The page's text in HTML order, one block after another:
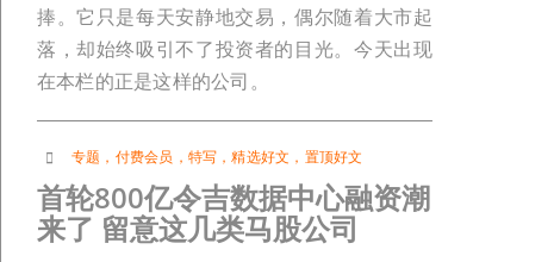
捧。它只是每天安静地交易，偶尔随着大市起
落，却始终吸引不了投资者的目光。今天出现
在本栏的正是这样的公司。
专题 ， 付费会员 ， 特写 ，精选好文 ， 置顶好文
首轮800亿令吉数据中心融资潮
来了 留意这几类马股公司